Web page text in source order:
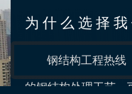
为什么选择我
采用的生产工艺和
的钢结构处理工艺，
钢结构工程热线